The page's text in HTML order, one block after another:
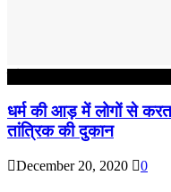
धर्म की आड़ में लोगों से
तांत्रिक की दुकान
December 20, 2020 0